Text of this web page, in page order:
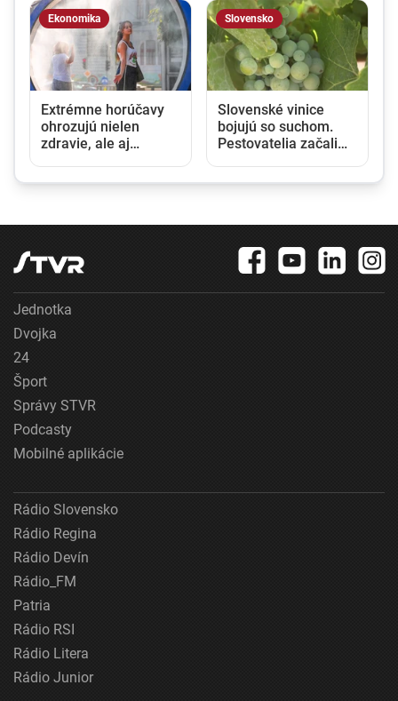
Ekonomika
Extrémne horúčavy
ohrozujú nielen
zdravie, ale aj
Slovensko
Slovenské vinice
bojujú so suchom.
Pestovatelia začali
Jednotka
Dvojka
24
Šport
Správy STVR
Podcasty
Mobilné aplikácie
Rádio Slovensko
Rádio Regina
Rádio Devín
Rádio_FM
Patria
Rádio RSI
Rádio Litera
Rádio Junior